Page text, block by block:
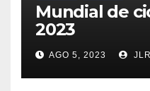
Mundial de
2023
AGO 5, 2023